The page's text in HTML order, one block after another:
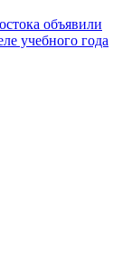
объявили
учебного года